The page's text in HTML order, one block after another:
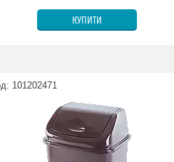
КУПИТИ
101202471